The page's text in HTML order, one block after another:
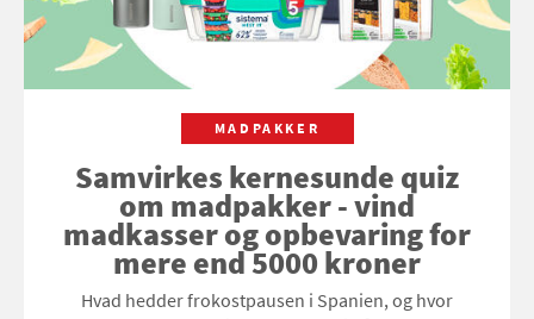
MADPAKKER
Samvirkes kernesunde quiz
om madpakker - vind
madkasser og opbevaring for
mere end 5000 kroner
Hvad hedder frokostpausen i Spanien, og hvor